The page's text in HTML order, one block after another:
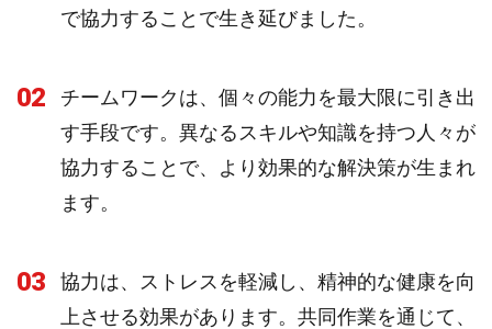
で協力することで生き延びました。
02
チームワークは、個々の能力を最大限に引き出
す手段です。異なるスキルや知識を持つ人々が
協力することで、より効果的な解決策が生まれ
ます。
03
協力は、ストレスを軽減し、精神的な健康を向
上させる効果があります。共同作業を通じて、